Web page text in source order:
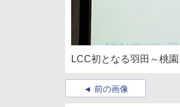
LCC初となる羽田～桃
前の画像